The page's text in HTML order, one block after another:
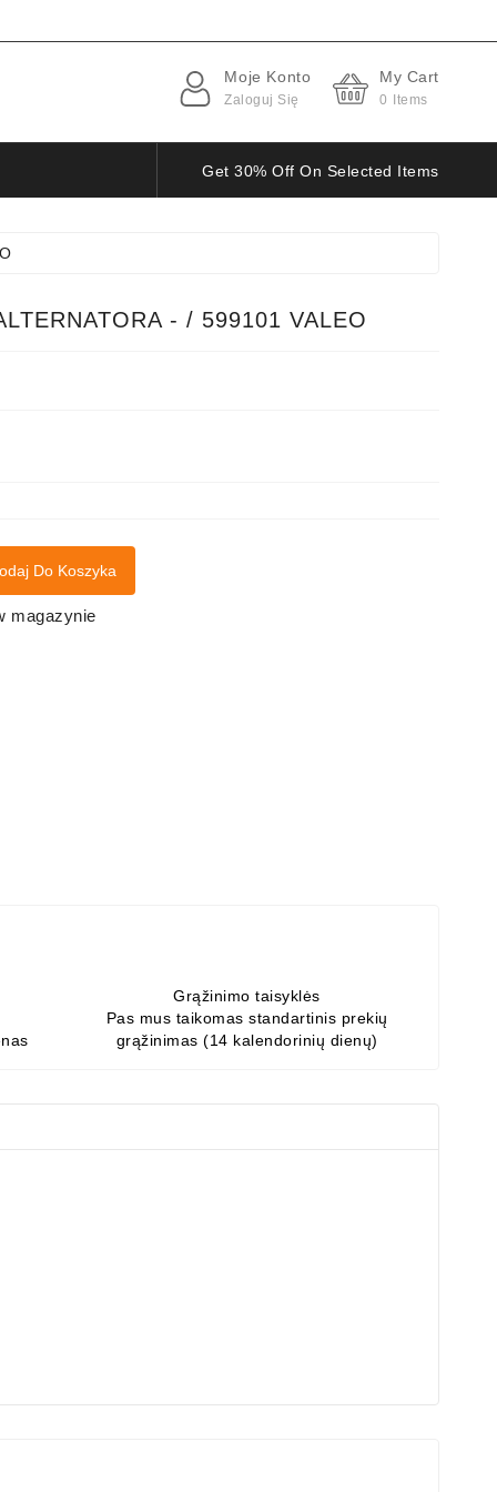
Moje Konto
Zaloguj Się
My Cart
0 Items
Get 30% Off On Selected Items
- / 599101 VALEO
Do Koszyka
magazynie
Grąžinimo taisyklės
Pas mus taikomas standartinis prekių
grąžinimas (14 kalendorinių dienų)